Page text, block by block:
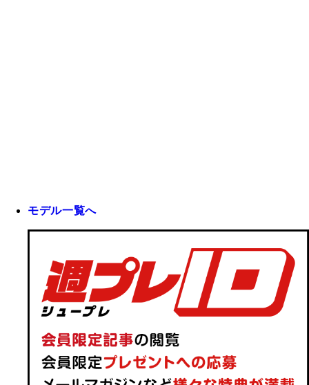
モデル一覧へ